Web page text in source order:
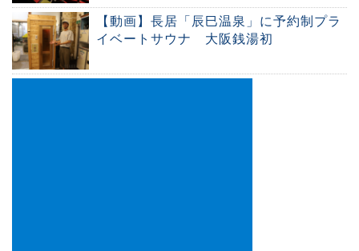
【動画】長居「辰巳温泉」に予約制プラ
イベートサウナ 大阪銭湯初